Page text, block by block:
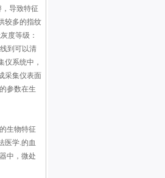
导致特征
较多的指纹
度等级：
到可以清
仪系统中，
采集仪表面
参数在生
生物特征
医学.的血
中，微处